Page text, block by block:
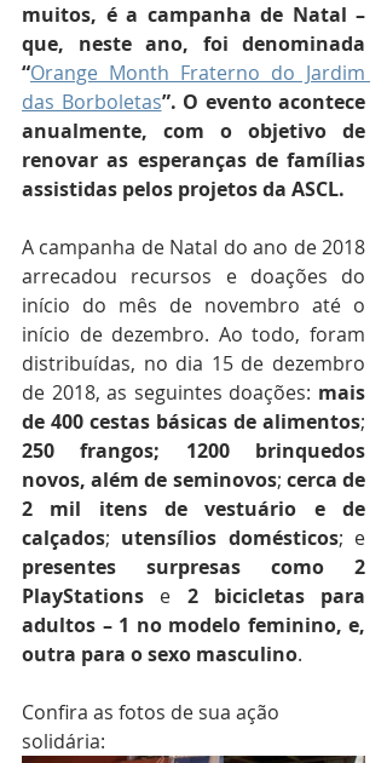
muitos, é a campanha de Natal –
que, neste ano, foi denominada
“Orange Month Fraterno do Jardim
das Borboletas”. O evento acontece
anualmente, com o objetivo de
renovar as esperanças de famílias
assistidas pelos projetos da ASCL.
A campanha de Natal do ano de 2018
arrecadou recursos e doações do
início do mês de novembro até o
início de dezembro. Ao todo, foram
distribuídas, no dia 15 de dezembro
de 2018, as seguintes doações: mais
de 400 cestas básicas de alimentos
250 frangos; 1200 brinquedos
novos, além de seminovos; cerca de
2 mil itens de vestuário e de
calçados; utensílios domésticos
presentes surpresas como 2
PlayStations e 2 bicicletas para
adultos – 1 no modelo feminino, e,
outra para o sexo masculino.
Confira as fotos de sua ação
solidária: